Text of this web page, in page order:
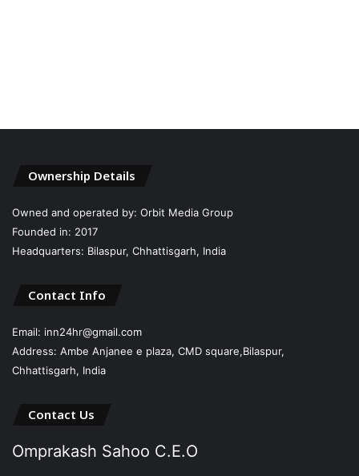
Ownership Details
Owned and operated by: Orbit Media Group
Founded in: 2017
Headquarters: Bilaspur, Chhattisgarh, India
Contact Info
Email: inn24hr@gmail.com
Address: Ambe Anjanee e plaza, CMD square,Bilaspur,
Chhattisgarh, India
Contact Us
Omprakash Sahoo C.E.O